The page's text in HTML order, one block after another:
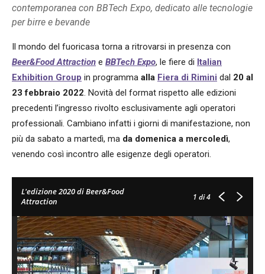
contemporanea con BBTech Expo, dedicato alle tecnologie
per birre e bevande
Il mondo del fuoricasa torna a ritrovarsi in presenza con
Beer&Food Attraction e BBTech Expo, le fiere di Italian
Exhibition Group in programma alla Fiera di Rimini dal 20 al
23 febbraio 2022. Novità del format rispetto alle edizioni
precedenti l’ingresso rivolto esclusivamente agli operatori
professionali. Cambiano infatti i giorni di manifestazione, non
più da sabato a martedì, ma da domenica a mercoledì,
venendo così incontro alle esigenze degli operatori.
L'edizione 2020 di Beer&Food
Attraction
1 di 4